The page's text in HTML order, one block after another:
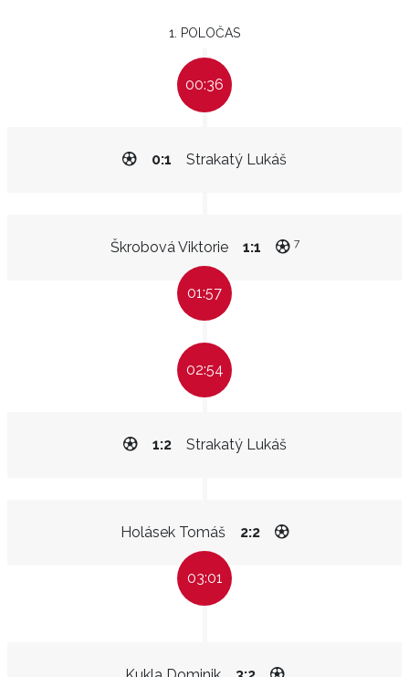
1. POLOČAS
00:36
Strakatý Lukáš
0:1
Škrobová Viktorie 1:1 7
01:57
02:54
Strakatý Lukáš
1:2
Holásek Tomáš 2:2
03:01